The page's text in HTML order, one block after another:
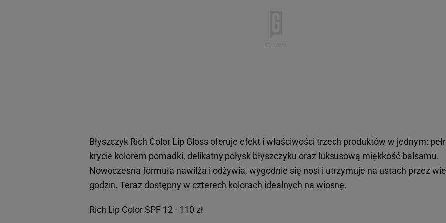
Błyszczyk Rich Color Lip Gloss oferuje efekt i właściwości trzech produktów w jednym:
krycie kolorem pomadki, delikatny połysk błyszczyku oraz luksusową miękkość balsamu.
Nowoczesna formuła nawilża i odżywia, wygodnie się nosi i utrzymuje na ustach przez
godzin. Teraz dostępny w czterech kolorach idealnych na wiosnę.
Rich Lip Color SPF 12 - 110 zł